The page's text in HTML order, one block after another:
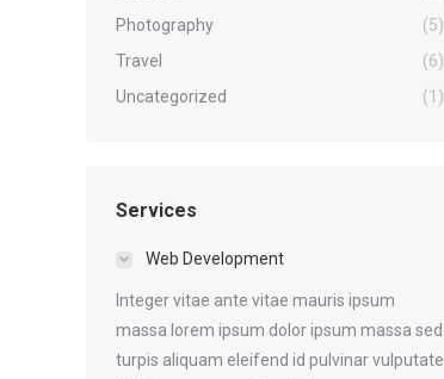
Photography
(5)
Travel
(6)
Uncategorized
(1)
Services
Web Development
Integer vitae ante vitae mauris ipsum
massa lorem ipsum dolor ipsum massa sed
turpis aliquam eleifend id pulvinar vulputate